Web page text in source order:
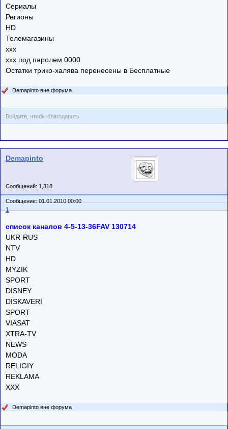
Сериалы
Регионы
HD
Телемагазины
xxx
xxx под паролем 0000
Остатки трико-халява перенесены в Бесплатные
Demapinto вне форума
Войдите, чтобы благодарить
Demapinto
Сообщений: 1,318
Сообщение: 01.01.2010 00:00
1
список каналов 4-5-13-36FAV 130714
UKR-RUS
NTV
HD
MYZIK
SPORT
DISNEY
DISKAVERI
SPORT
VIASAT
XTRA-TV
NEWS
MODA
RELIGIY
REKLAMA
XXX
Demapinto вне форума